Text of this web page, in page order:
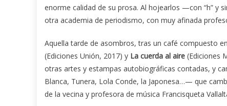
enorme calidad de su prosa. Al hojearlos —con “h” y
otra academia de periodismo, con muy afinada
Aquella tarde de asombros, tras un café compuesto
(Ediciones Unión, 2017) y La cuerda al aire (Ediciones
otras artes y estampas autobiográficas contadas, y
Blanca, Tunera, Lola Conde, la Japonesa…— que
de la vecina y profesora de música Francisqueta